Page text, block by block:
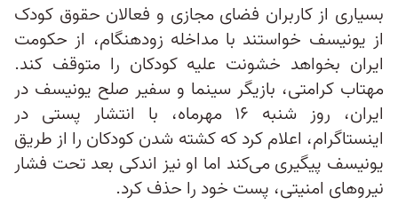
بسیاری از کاربران فضای مجازی و فعالان حقوق کودک
از یونیسف خواستند با مداخله زودهنگام، از حکومت
ایران بخواهد خشونت علیه کودکان را متوقف کند.
مهتاب کرامتی، بازیگر سینما و سفیر صلح یونیسف در
ایران، روز شنبه ۱۶ مهرماه، با انتشار پستی در
اینستاگرام، اعلام کرد که کشته شدن کودکان را از طریق
یونیسف پیگیری می‌کند اما او نیز اندکی بعد تحت فشار
نیروهای امنیتی، پست خود را حذف کرد.